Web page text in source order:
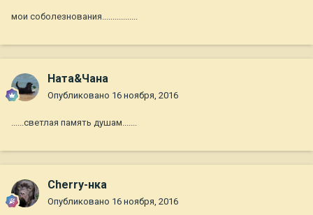
мои соболезнования.................
Ната&Чана
Опубликовано 16 ноября, 2016
......светлая память душам.......
Cherry-нка
Опубликовано 16 ноября, 2016